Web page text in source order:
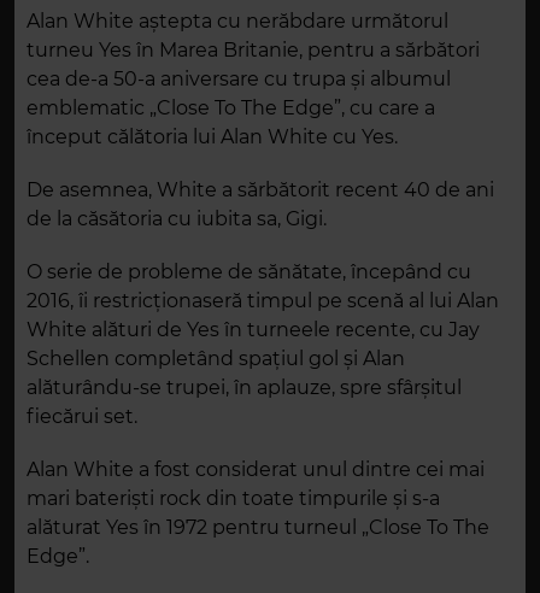
Alan White aștepta cu nerăbdare următorul
turneu Yes în Marea Britanie, pentru a sărbători
cea de-a 50-a aniversare cu trupa și albumul
emblematic „Close To The Edge”, cu care a
început călătoria lui Alan White cu Yes.
De asemnea, White a sărbătorit recent 40 de ani
de la căsătoria cu iubita sa, Gigi.
O serie de probleme de sănătate, începând cu
2016, îi restricționaseră timpul pe scenă al lui Alan
White alături de Yes în turneele recente, cu Jay
Schellen completând spațiul gol și Alan
alăturându-se trupei, în aplauze, spre sfârșitul
fiecărui set.
Alan White a fost considerat unul dintre cei mai
mari bateriști rock din toate timpurile și s-a
alăturat Yes în 1972 pentru turneul „Close To The
Edge”.